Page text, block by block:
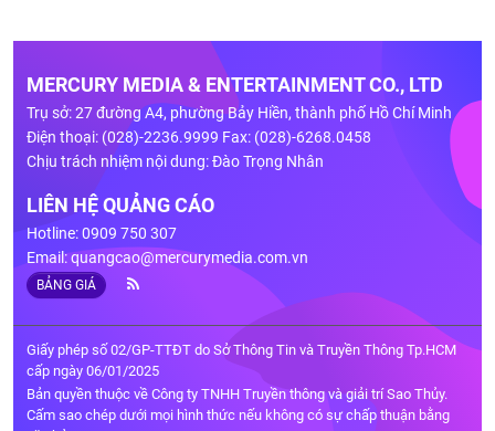
MERCURY MEDIA & ENTERTAINMENT CO., LTD
Trụ sở: 27 đường A4, phường Bảy Hiền, thành phố Hồ Chí Minh
Điện thoại: (028)-2236.9999 Fax: (028)-6268.0458
Chịu trách nhiệm nội dung: Đào Trọng Nhân
LIÊN HỆ QUẢNG CÁO
Hotline: 0909 750 307
Email:quangcao@mercurymedia.com.vn
BẢNG GIÁ
Giấy phép số 02/GP-TTĐT do Sở Thông Tin và Truyền Thông Tp.HCM
cấp ngày 06/01/2025
Bản quyền thuộc về Công ty TNHH Truyền thông và giải trí Sao Thủy.
Cấm sao chép dưới mọi hình thức nếu không có sự chấp thuận bằng